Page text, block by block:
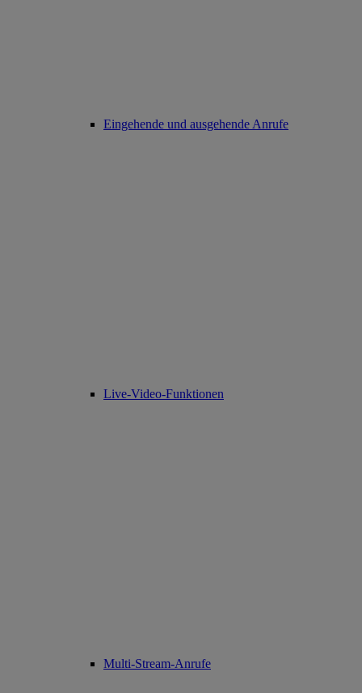
Eingehende und ausgehende Anrufe
Live-Video-Funktionen
Multi-Stream-Anrufe